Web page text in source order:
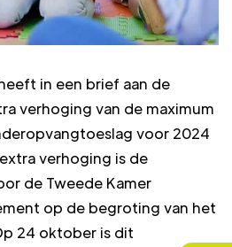
in een brief aan de
verhoging van de maximum
voor 2024
verhoging is de
de Tweede Kamer
op de begroting van het
24 oktober is dit